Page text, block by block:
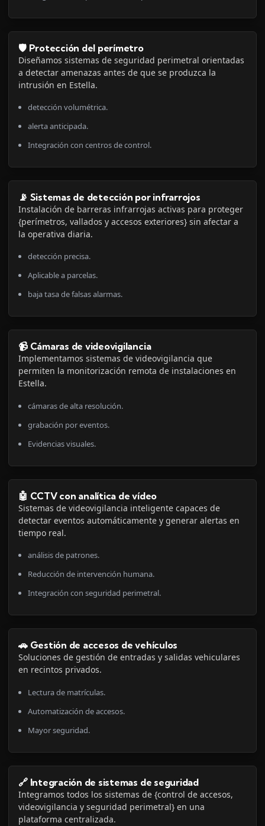
🛡️ Protección del perímetro
Diseñamos sistemas de seguridad perimetral orientadas
a detectar amenazas antes de que se produzca la
intrusión en Estella.
detección volumétrica.
alerta anticipada.
Integración con centros de control.
📡 Sistemas de detección por infrarrojos
Instalación de barreras infrarrojas activas para proteger
{perímetros, vallados y accesos exteriores} sin afectar a
la operativa diaria.
detección precisa.
Aplicable a parcelas.
baja tasa de falsas alarmas.
📹 Cámaras de videovigilancia
Implementamos sistemas de videovigilancia que
permiten la monitorización remota de instalaciones en
Estella.
cámaras de alta resolución.
grabación por eventos.
Evidencias visuales.
🤖 CCTV con analítica de vídeo
Sistemas de videovigilancia inteligente capaces de
detectar eventos automáticamente y generar alertas en
tiempo real.
análisis de patrones.
Reducción de intervención humana.
Integración con seguridad perimetral.
🚗 Gestión de accesos de vehículos
Soluciones de gestión de entradas y salidas vehiculares
en recintos privados.
Lectura de matrículas.
Automatización de accesos.
Mayor seguridad.
🔗 Integración de sistemas de seguridad
Integramos todos los sistemas de {control de accesos,
videovigilancia y seguridad perimetral} en una
plataforma centralizada.